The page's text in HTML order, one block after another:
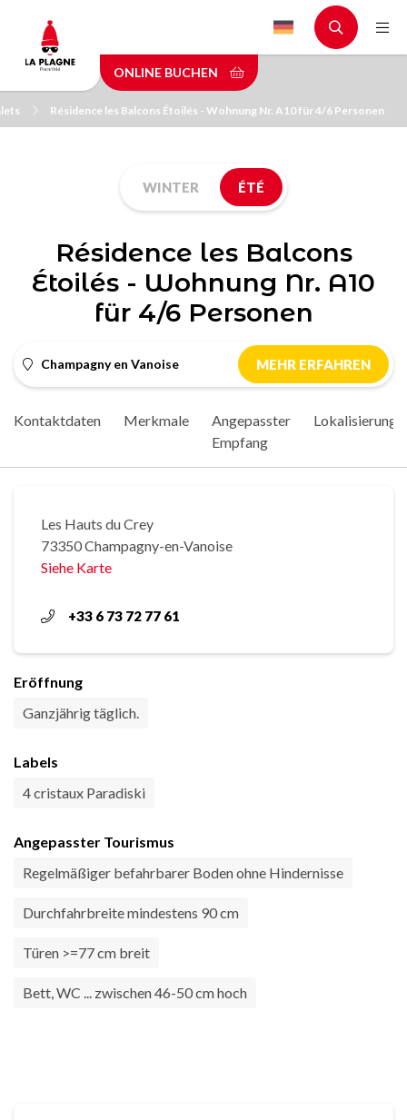
main
content
ONLINE BUCHEN
Résidence les Balcons Étoilés - Wohnung Nr. A10 für 4/6 Personen
WINTER ÉTÉ
Résidence les Balcons
Étoilés - Wohnung Nr. A10
für 4/6 Personen
Champagny en Vanoise MEHR ERFAHREN
Kontaktdaten Merkmale
Angepasster
Empfang
Lokalisierung
Les Hauts du Crey
73350 Champagny-en-Vanoise
Siehe Karte
+33 6 73 72 77 61
Eröffnung
Ganzjährig täglich.
Labels
4 cristaux Paradiski
Angepasster Tourismus
Regelmäßiger befahrbarer Boden ohne Hindernisse
Durchfahrbreite mindestens 90 cm
Türen >=77 cm breit
Bett, WC ... zwischen 46-50 cm hoch